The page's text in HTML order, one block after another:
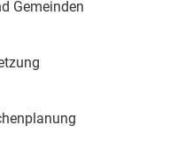
Gemeinden